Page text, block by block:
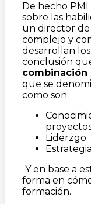
De hecho
sobre las
un director de
complejo y
desarrollan
conclusión
combinación
que se
como son:
Liderzgo.
Y en base a
forma en
formación.